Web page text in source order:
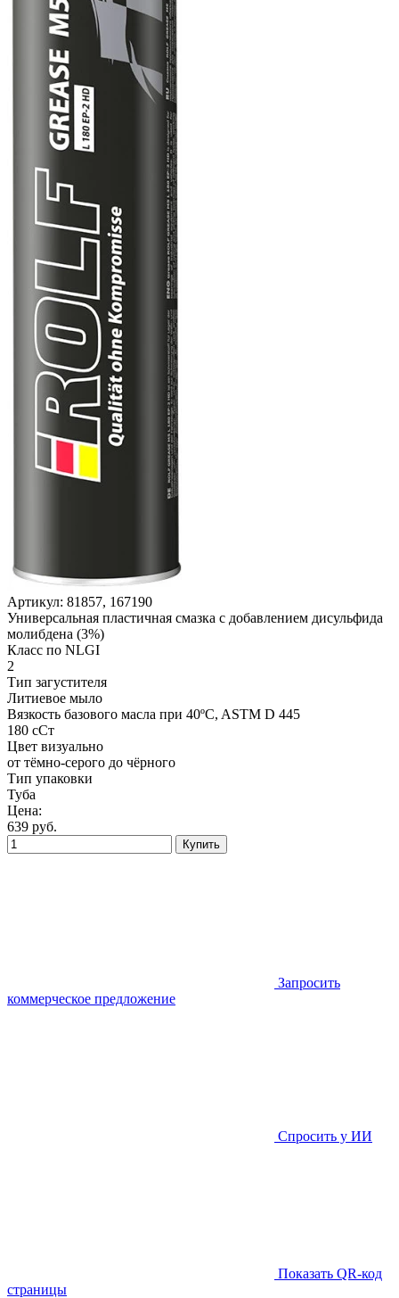
Артикул: 81857, 167190
Универсальная пластичная смазка с добавлением дисульфида
молибдена (3%)
Класс по NLGI
2
Тип загустителя
Литиевое мыло
Вязкость базового масла при 40ºC, ASTM D 445
180 сСт
Цвет визуально
от тёмно-серого до чёрного
Тип упаковки
Туба
Цена:
639 руб.
Купить
Запросить
коммерческое предложение
Спросить у ИИ
Показать QR-код
страницы